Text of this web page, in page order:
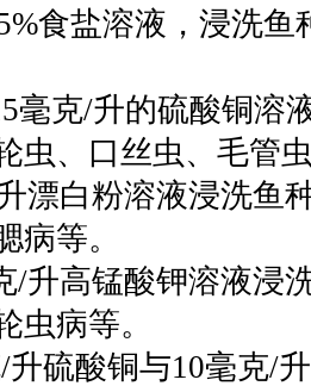
盐溶液，浸洗鱼
克/升的硫酸铜溶
虫、口丝虫、毛管
白粉溶液浸洗鱼
病等。
高锰酸钾溶液浸
虫病等。
酸铜与10毫克/升